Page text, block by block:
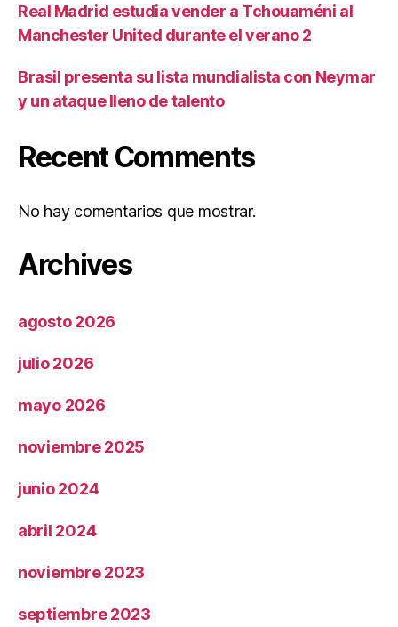
Real Madrid estudia vender a Tchouaméni al
Manchester United durante el verano 2
Brasil presenta su lista mundialista con Neymar
y un ataque lleno de talento
Recent Comments
No hay comentarios que mostrar.
Archives
agosto 2026
julio 2026
mayo 2026
noviembre 2025
junio 2024
abril 2024
noviembre 2023
septiembre 2023